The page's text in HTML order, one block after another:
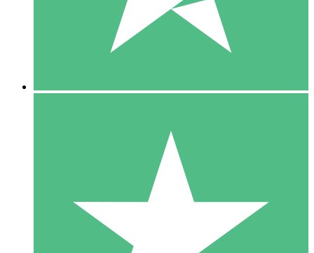
1 Download
10
US$1500
10 Download
20